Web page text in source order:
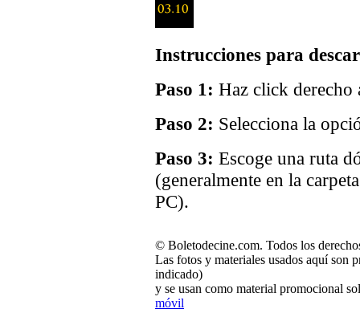
Instrucciones para
Paso 1: Haz click derecho
Paso 2: Selecciona la
Paso 3: Escoge una ruta
(generalmente en la
PC).
© Boletodecine.com. Todos los
Las fotos y materiales usados aquí son
indicado)
y se usan como material promocional
móvil